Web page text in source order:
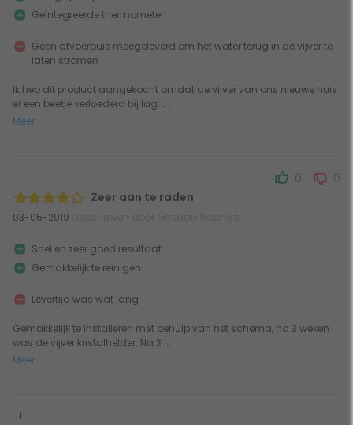
Ik heb dit product aangekocht omdat de vijver van ons nieuwe huis
er een beetje verloederd bij lag. ...
Meer
Geïntegreerde thermometer
Geen afvoerbuis meegeleverd om het water terug in de vijver te
laten stromen
Zeer aan te raden
03-05-2019
0 0
Gemakkelijk te installeren met behulp van het schema, na 3 weken
was de vijver kristalhelder. Na 3 ...
Meer
Snel en zeer goed resultaat
Gemakkelijk te reinigen
Levertijd was wat lang
1